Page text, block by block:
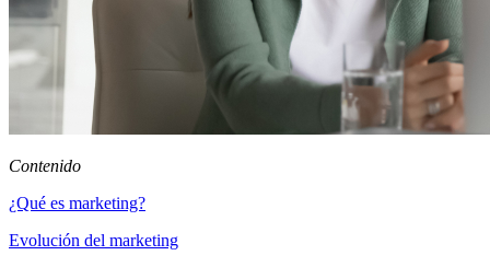
Contenido
¿Qué es marketing?
Evolución del marketing